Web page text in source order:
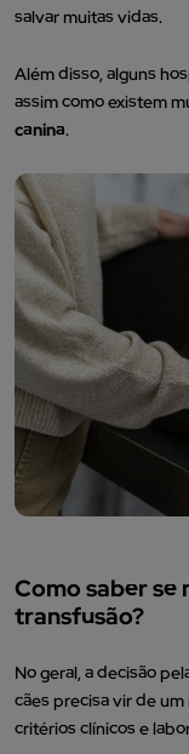
salvar muitas vidas.
Além disso, alguns
assim como existem
canina.
Como saber se
transfusão?
No geral, a decisão
cães precisa vir de
critérios clínicos e